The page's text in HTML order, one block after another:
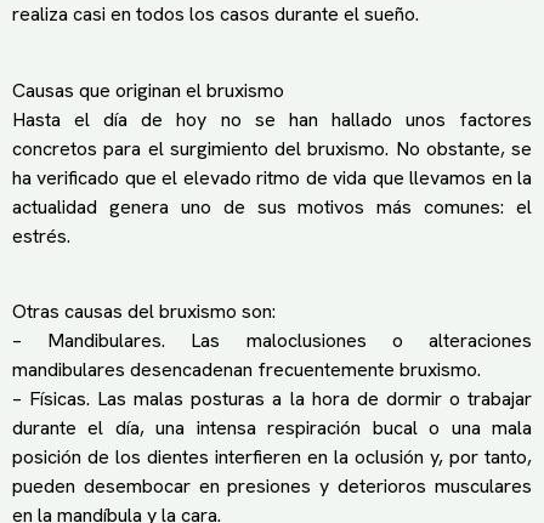
realiza casi en todos los casos durante el sueño.
Causas que originan el bruxismo
Hasta el día de hoy no se han hallado unos factores
concretos para el surgimiento del bruxismo. No obstante, se
ha verificado que el elevado ritmo de vida que llevamos en la
actualidad genera uno de sus motivos más comunes: el
estrés.
Otras causas del bruxismo son:
– Mandibulares. Las maloclusiones o alteraciones
mandibulares desencadenan frecuentemente bruxismo.
– Físicas. Las malas posturas a la hora de dormir o trabajar
durante el día, una intensa respiración bucal o una mala
posición de los dientes interfieren en la oclusión y, por tanto,
pueden desembocar en presiones y deterioros musculares
en la mandíbula y la cara.